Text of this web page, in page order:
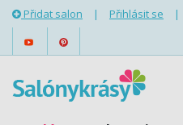
Přidat salon | Přihlásit se |